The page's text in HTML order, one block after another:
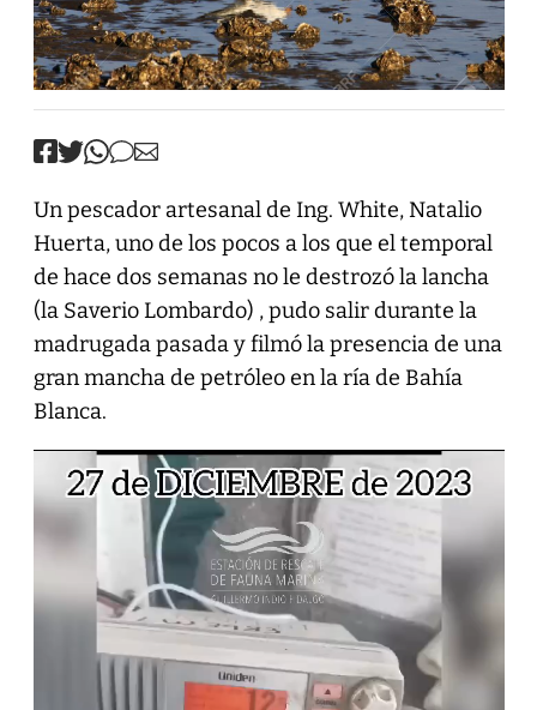
Un pescador artesanal de Ing. White, Natalio
Huerta, uno de los pocos a los que el temporal
de hace dos semanas no le destrozó la lancha
(la Saverio Lombardo) , pudo salir durante la
madrugada pasada y filmó la presencia de una
gran mancha de petróleo en la ría de Bahía
Blanca.